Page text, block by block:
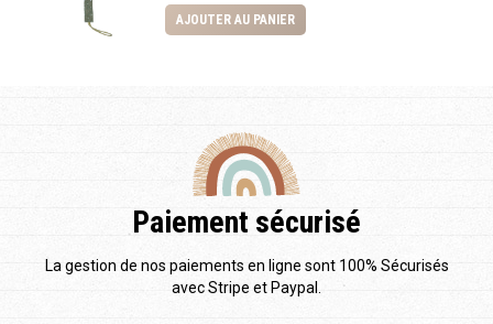
AJOUTER AU PANIER
Paiement sécurisé
La gestion de nos paiements en ligne sont 100% Sécurisés
avec Stripe et Paypal.